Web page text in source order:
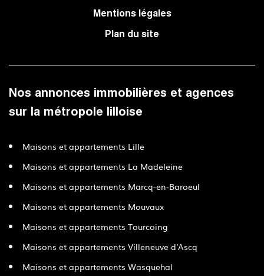
Mentions légales
Plan du site
Nos annonces immobilières et agences
sur la métropole lilloise
Maisons et appartements Lille
Maisons et appartements La Madeleine
Maisons et appartements Marcq-en-Baroeul
Maisons et appartements Mouvaux
Maisons et appartements Tourcoing
Maisons et appartements Villeneuve d'Ascq
Maisons et appartements Wasquehal